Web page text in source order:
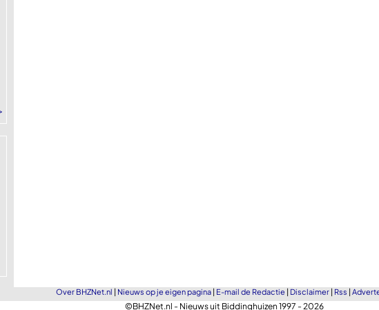
Over BHZNet.nl | Nieuws op je eigen pagina | E-mail de Redactie | Disclaimer | Rss |
©BHZNet.nl - Nieuws uit Biddinghuizen 1997 - 2026